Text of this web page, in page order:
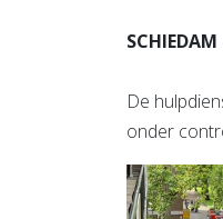
De
onder